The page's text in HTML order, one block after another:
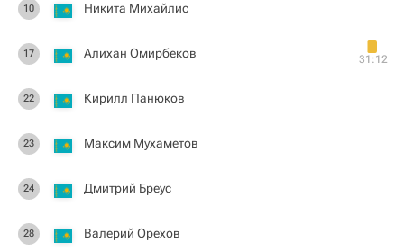
10 Никита Михайлис
17 Алихан Омирбеков 31:12
22 Кирилл Панюков
23 Максим Мухаметов
24 Дмитрий Бреус
28 Валерий Орехов